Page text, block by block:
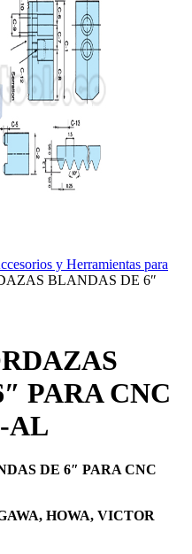
y Herramientas para
BLANDAS DE 6″
PARA CNC
AL
DE 6″ PARA CNC
HOWA, VICTOR